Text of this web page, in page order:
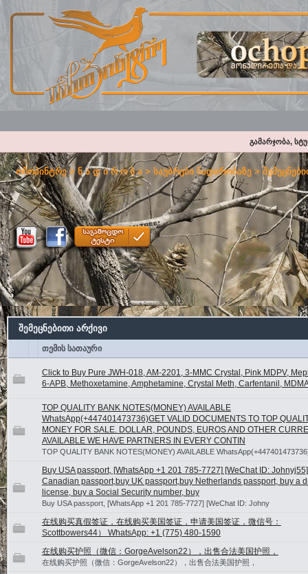
გამარჯობა,
ოჩოპინტრე>ნ ა დ ი რ ო ბ ა> საუბრები ნადირობაზე>
შემეცნებითი არქივი
თემის სათაური
Click to Buy Pure JWH-018, AM-2201, 3-MMC Crystal, Pink MDPV,
6-APB, Methoxetamine, Amphetamine, Crystal Meth, Carfentanil,
TOP QUALITY BANK NOTES(MONEY) AVAILABLE
WhatsApp(+447401473736)GET VALID DOCUMENTS TO TOP
MONEY FOR SALE. DOLLAR, POUNDS, EUROS AND OTHER
AVAILABLE WE HAVE PARTNERS IN EVERY CONTIN
TOP QUALITY BANK NOTES(MONEY) AVAILABLE
Buy USA passport, [WhatsApp +1 201 785-7727] [WeChat ID:
Canadian passport,buy UK passport,buy Netherlands passport, buy a
license, buy a Social Security number, buy
Buy USA passport, [WhatsApp +1 201 785-7727] [WeChat ID: Johny
在线购买真假签证，在线购买美国签证，申请美国签证，微信号：
Scottbowers44） WhatsApp: +1 (775) 480-1590
在线购买护照（微信：GorgeAvelson22），出售合法美国护照，
在线购买护照（微信：GorgeAvelson22），出售合法美国护照，